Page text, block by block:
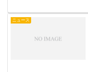
ニュース